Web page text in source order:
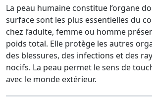
La peau humaine constitue l’organe
surface sont les plus essentielles du
chez l’adulte, femme ou homme
poids total. Elle protège les autres
des blessures, des infections et des
nocifs. La peau permet le sens de
avec le monde extérieur.